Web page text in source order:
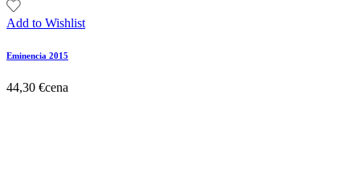
Add to Wishlist
Eminencia 2015
44,30 €cena